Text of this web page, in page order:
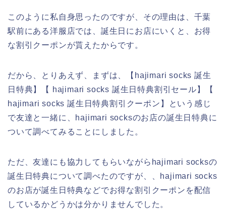
このように私自身思ったのですが、その理由は、千葉
駅前にある洋服店では、誕生日にお店にいくと、お得
な割引クーポンが貰えたからです。
だから、とりあえず、まずは、【hajimari socks 誕生
日特典】【 hajimari socks 誕生日特典割引セール】【
hajimari socks 誕生日特典割引クーポン】という感じ
で友達と一緒に、hajimari socksのお店の誕生日特典に
ついて調べてみることにしました。
ただ、友達にも協力してもらいながらhajimari socksの
誕生日特典について調べたのですが、、hajimari socks
のお店が誕生日特典などでお得な割引クーポンを配信
しているかどうかは分かりませんでした。